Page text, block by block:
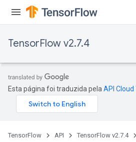
TensorFlow v2.7.4
Esta página foi traduzida pela API
TensorFlow API TensorFlow v2.7.4